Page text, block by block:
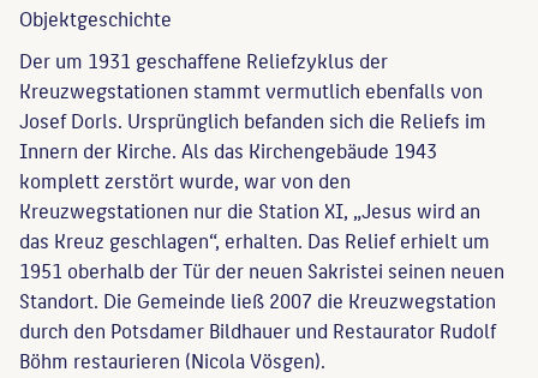
Objekt­geschichte
Der um 1931 geschaffene Reliefzyklus der
Kreuzwegstationen stammt vermutlich ebenfalls von
Josef Dorls. Ursprünglich befanden sich die Reliefs im
Innern der Kirche. Als das Kirchengebäude 1943
komplett zerstört wurde, war von den
Kreuzwegstationen nur die Station XI, „Jesus wird an
das Kreuz geschlagen“, erhalten. Das Relief erhielt um
1951 oberhalb der Tür der neuen Sakristei seinen neuen
Standort. Die Gemeinde ließ 2007 die Kreuzwegstation
durch den Potsdamer Bildhauer und Restaurator Rudolf
Böhm restaurieren (Nicola Vösgen).